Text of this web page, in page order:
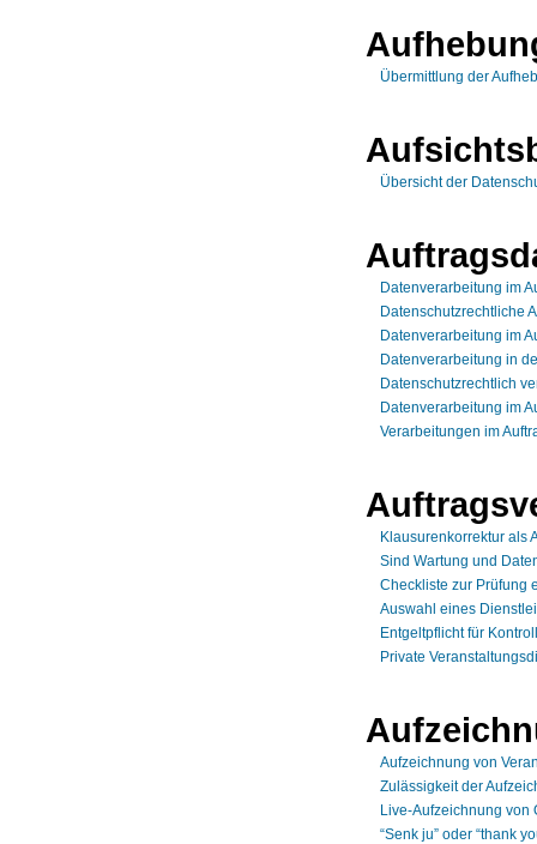
Übermittlung der
Übersicht der
Datenverarbeitung im
Datenschutzrechtliche
Datenverarbeitung im
Datenverarbeitung in
Datenschutzrechtlich
Datenverarbeitung im
Verarbeitungen im
Klausurenkorrektur als
Sind Wartung und
Checkliste zur Prüfung
Auswahl eines
Entgeltpflicht für
Private
Aufzeichnung von
Zulässigkeit der
Live-Aufzeichnung von
“Senk ju” oder “thank